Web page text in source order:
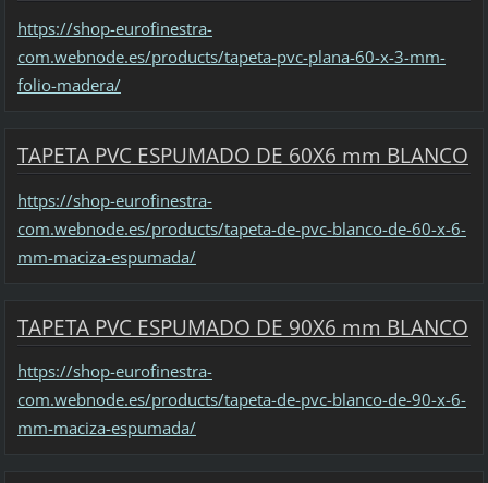
https://shop-eurofinestra-
com.webnode.es/products/tapeta-pvc-plana-60-x-3-mm-
folio-madera/
TAPETA PVC ESPUMADO DE 60X6 mm BLANCO
https://shop-eurofinestra-
com.webnode.es/products/tapeta-de-pvc-blanco-de-60-x-6-
mm-maciza-espumada/
TAPETA PVC ESPUMADO DE 90X6 mm BLANCO
https://shop-eurofinestra-
com.webnode.es/products/tapeta-de-pvc-blanco-de-90-x-6-
mm-maciza-espumada/